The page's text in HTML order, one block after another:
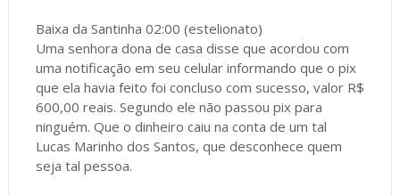
Baixa da Santinha 02:00 (estelionato)
Uma senhora dona de casa disse que acordou com
uma notificação em seu celular informando que o pix
que ela havia feito foi concluso com sucesso, valor R$
600,00 reais. Segundo ele não passou pix para
ninguém. Que o dinheiro caiu na conta de um tal
Lucas Marinho dos Santos, que desconhece quem
seja tal pessoa.